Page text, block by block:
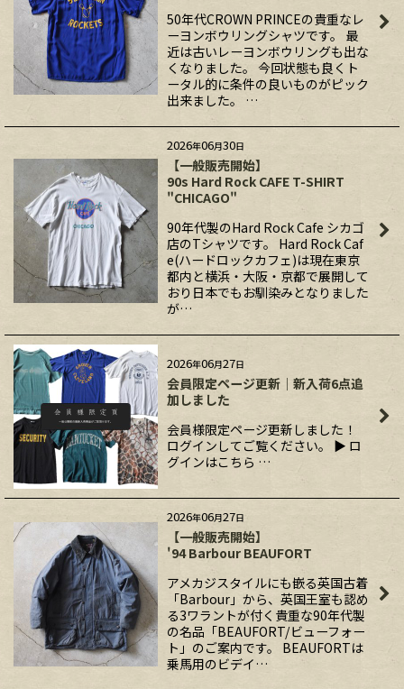
50年代CROWN PRINCEの貴重なレ
ーヨンボウリングシャツです。 最
近は古いレーヨンボウリングも出な
くなりました。 今回状態も良くト
ータル的に条件の良いものがピック
出来ました。 …
2026年06月30日
【一般販売開始】
90s Hard Rock CAFE T-SHIRT
"CHICAGO"
90年代製のHard Rock Cafe シカゴ
店のTシャツです。 Hard Rock Caf
e(ハードロックカフェ)は現在東京
都内と横浜・大阪・京都で展開して
おり日本でもお馴染みとなりました
が…
2026年06月27日
会員限定ページ更新｜新入荷6点追
加しました
会員様限定ページ更新しました！
ログインしてご覧ください。 ▶ ロ
グインはこちら …
2026年06月27日
【一般販売開始】
'94 Barbour BEAUFORT
アメカジスタイルにも嵌る英国古着
「Barbour」から、英国王室も認め
る3ワラントが付く貴重な90年代製
の名品「BEAUFORT/ビューフォー
ト」のご案内です。 BEAUFORTは
乗馬用のビデイ…